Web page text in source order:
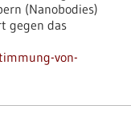
(Nanobodies)
gegen das
von-